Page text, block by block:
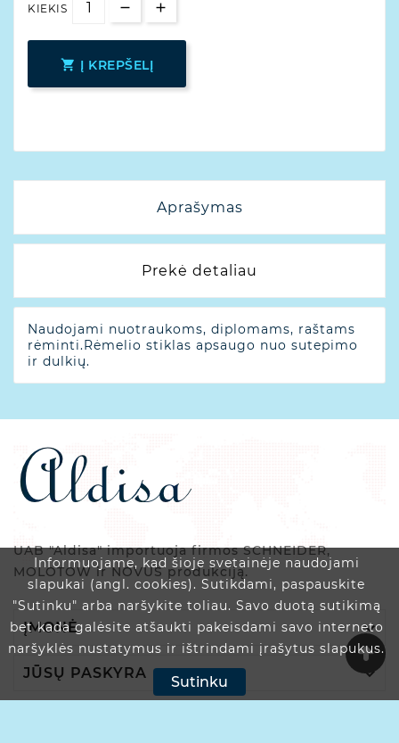
Informuojame, kad šioje svetainėje naudojami
slapukai (angl. cookies). Sutikdami, paspauskite
"Sutinku" arba naršykite toliau. Savo duotą sutikimą
bet kada galėsite atšaukti pakeisdami savo interneto
naršyklės nustatymus ir ištrindami įrašytus slapukus.
Sutinku
KIEKIS
 Į KREPŠELĮ
Aprašymas
Prekė detaliau
Naudojami nuotraukoms, diplomams, raštams
rėminti.Rėmelio stiklas apsaugo nuo sutepimo
ir dulkių.
UAB "Aldisa" importuoja firmos SCHNEIDER,
MOLOTOW ir NOVUS produkciją.
ĮMONĖ 
JŪSŲ PASKYRA 